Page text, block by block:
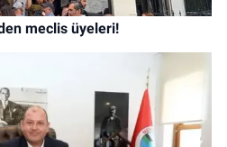
meclis üyeleri!